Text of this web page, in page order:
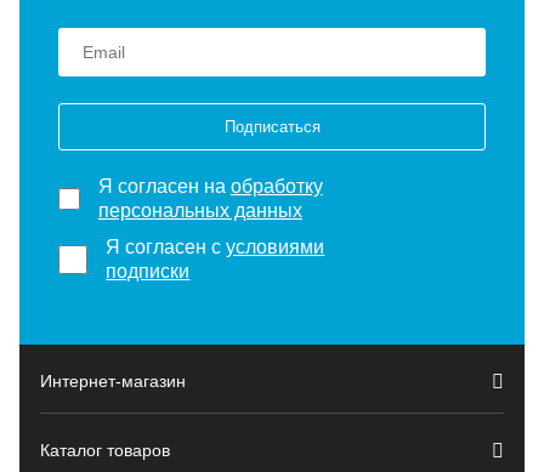
Подписаться
Я согласен на обработку
персональных данных
Я согласен сусловиями
подписки
Интернет-магазин
Каталог товаров